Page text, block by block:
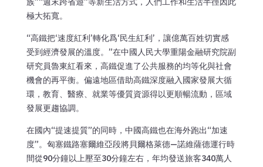
極大拓寬。
“高鐵把‘速度紅利’轉化爲‘民生紅利’，讓億萬百姓切實感
受到經濟發展的溫度。”在中國人民大學重陽金融研究院副
研究員魯東紅看來，高鐵促進了公共服務的均等化與社會
機會的再平衡。偏遠地區借助高鐵深度融入國家發展大循
環，教育、醫療、就業等優質資源得以更順暢流動，區域
發展更趨協調。
在國內“提速提質”的同時，中國高鐵也在海外跑出“加速
度”。匈塞鐵路塞爾維亞段將貝爾格萊德—諾維薩德運行時
間從90分鐘以上壓至30分鐘左右，年均發送旅客340萬人